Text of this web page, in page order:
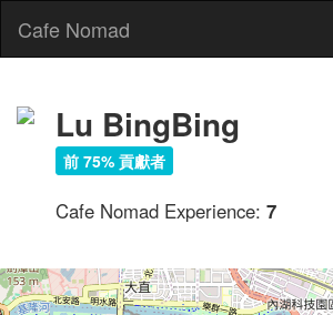
Cafe Nomad
Lu BingBing
前 75% 貢獻者
Cafe Nomad Experience: 7